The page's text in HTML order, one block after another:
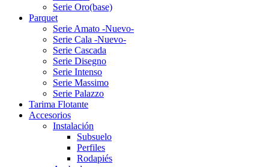
Serie Oro(base)
Parquet
Serie Amato -Nuevo-
Serie Cala -Nuevo-
Serie Cascada
Serie Disegno
Serie Intenso
Serie Massimo
Serie Palazzo
Tarima Flotante
Accesorios
Instalación
Subsuelo
Perfiles
Rodapiés